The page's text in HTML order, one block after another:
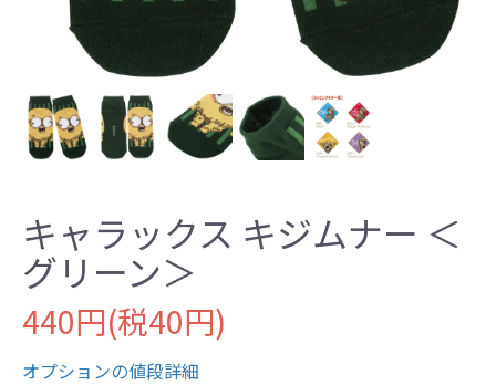
キャラックス キジムナー ＜
グリーン＞
440円(税40円)
オプションの値段詳細